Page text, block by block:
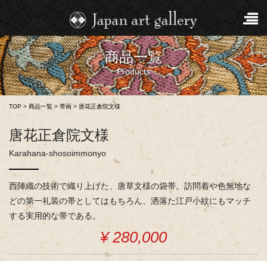
商品一覧
Products
TOP > 商品一覧 >帯画 > 唐花正倉院文様
唐花正倉院文様
Karahana-shosoimmonyo
西陣織の技術で織り上げた、唐草文様の袋帯。訪問着や色無地な
どの第一礼装の帯としてはもちろん、洒落た江戸小紋にもマッチ
する実用的な帯である。
¥ 280,000